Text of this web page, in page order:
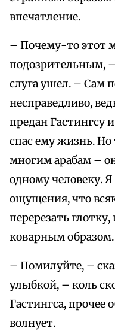
впечатление.
– Почему-то этот
подозрительным,
слуга ушел. – Сам
несправедливо,
предан Гастингсу
спас ему жизнь. Но
многим арабам –
одному человеку.
ощущения, что
перерезать
коварным образом.
– Помилуйте, –
улыбкой, – коль
Гастингса, прочее
волнует.